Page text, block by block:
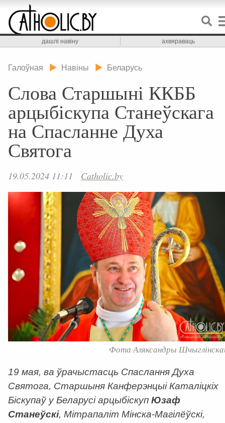
дашлі навіну ахвяраваць
Галоўная Навіны Беларусь
Слова Старшыні ККББ
арцыбіскупа Станеўскага
на Спасланне Духа
Святога
19.05.2024 11:11 Catholic.by
Фота Аляксандры
19 мая, ва ўрачыстасць Спаслання Духа
Святога, Старшыня Канферэнцыі Каталіцкіх
Біскупаў у Беларусі арцыбіскуп Юзаф
Станеўскі, Мітрапаліт Мінска-Магілёўскі,